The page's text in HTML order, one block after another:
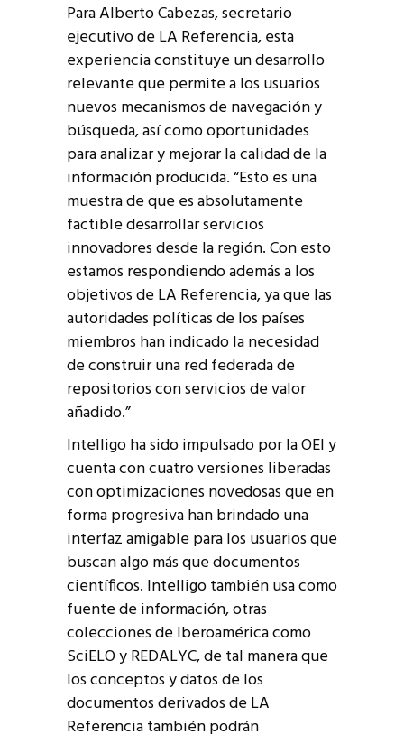
Para Alberto Cabezas, secretario
ejecutivo de LA Referencia, esta
experiencia constituye un desarrollo
relevante que permite a los usuarios
nuevos mecanismos de navegación y
búsqueda, así como oportunidades
para analizar y mejorar la calidad de la
información producida. “Esto es una
muestra de que es absolutamente
factible desarrollar servicios
innovadores desde la región. Con esto
estamos respondiendo además a los
objetivos de LA Referencia, ya que las
autoridades políticas de los países
miembros han indicado la necesidad
de construir una red federada de
repositorios con servicios de valor
añadido.”
Intelligo ha sido impulsado por la OEI y
cuenta con cuatro versiones liberadas
con optimizaciones novedosas que en
forma progresiva han brindado una
interfaz amigable para los usuarios que
buscan algo más que documentos
científicos. Intelligo también usa como
fuente de información, otras
colecciones de Iberoamérica como
SciELO y REDALYC, de tal manera que
los conceptos y datos de los
documentos derivados de LA
Referencia también podrán